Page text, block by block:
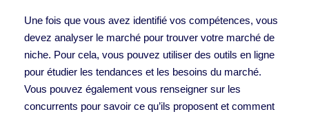
Une fois que vous avez identifié vos compétences, vous
devez analyser le marché pour trouver votre marché de
niche. Pour cela, vous pouvez utiliser des outils en ligne
pour étudier les tendances et les besoins du marché.
Vous pouvez également vous renseigner sur les
concurrents pour savoir ce qu’ils proposent et comment